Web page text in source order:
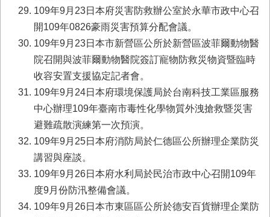
109年9月23日本府災害防救辦公室於永華市政中心召
開109年0826豪雨災害預算分配會議。
109年9月23日本市新營區公所於新營區波菲爾動物醫
院召開與波菲爾動物醫院簽訂寵物防救災物資暨臨時
收容安置支援協定記者會。
109年9月24日本府環境保護局於台南科技工業區服務
中心辦理109年臺南市毒性化學物質外洩搶救暨災害
避難疏散演練第一次預演。
109年9月25日本府消防局於仁德區公所辦理企業防災
講習與座談。
109年9月26日本府水利局於民治市政中心召開109年
度9月份防汛整備會議。
109年9月26日本市東區區公所於德安百貨辦理企業防